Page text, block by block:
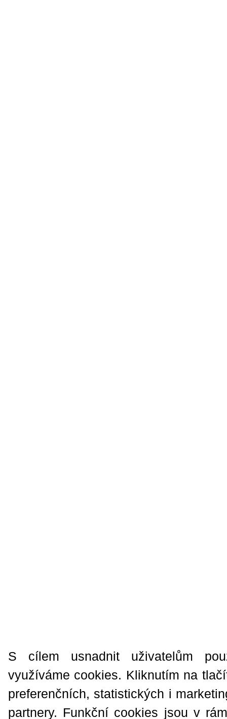
S cílem usnadnit uživatelům
využíváme cookies. Kliknutím na
preferenčních, statistických i
partnery. Funkční cookies jsou v